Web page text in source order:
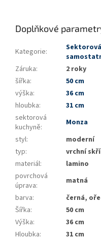
Doplňkové
Kategorie:
Záruka:
2 roky
šířka:
50 cm
výška:
36 cm
hloubka:
31 cm
sektorová
kuchyně:
Monza
styl:
moderní
typ:
vrchní
materiál:
lamino
povrchová
úprava:
matná
barva:
černá,
Šířka:
50 cm
Výška:
36 cm
Hloubka:
31 cm